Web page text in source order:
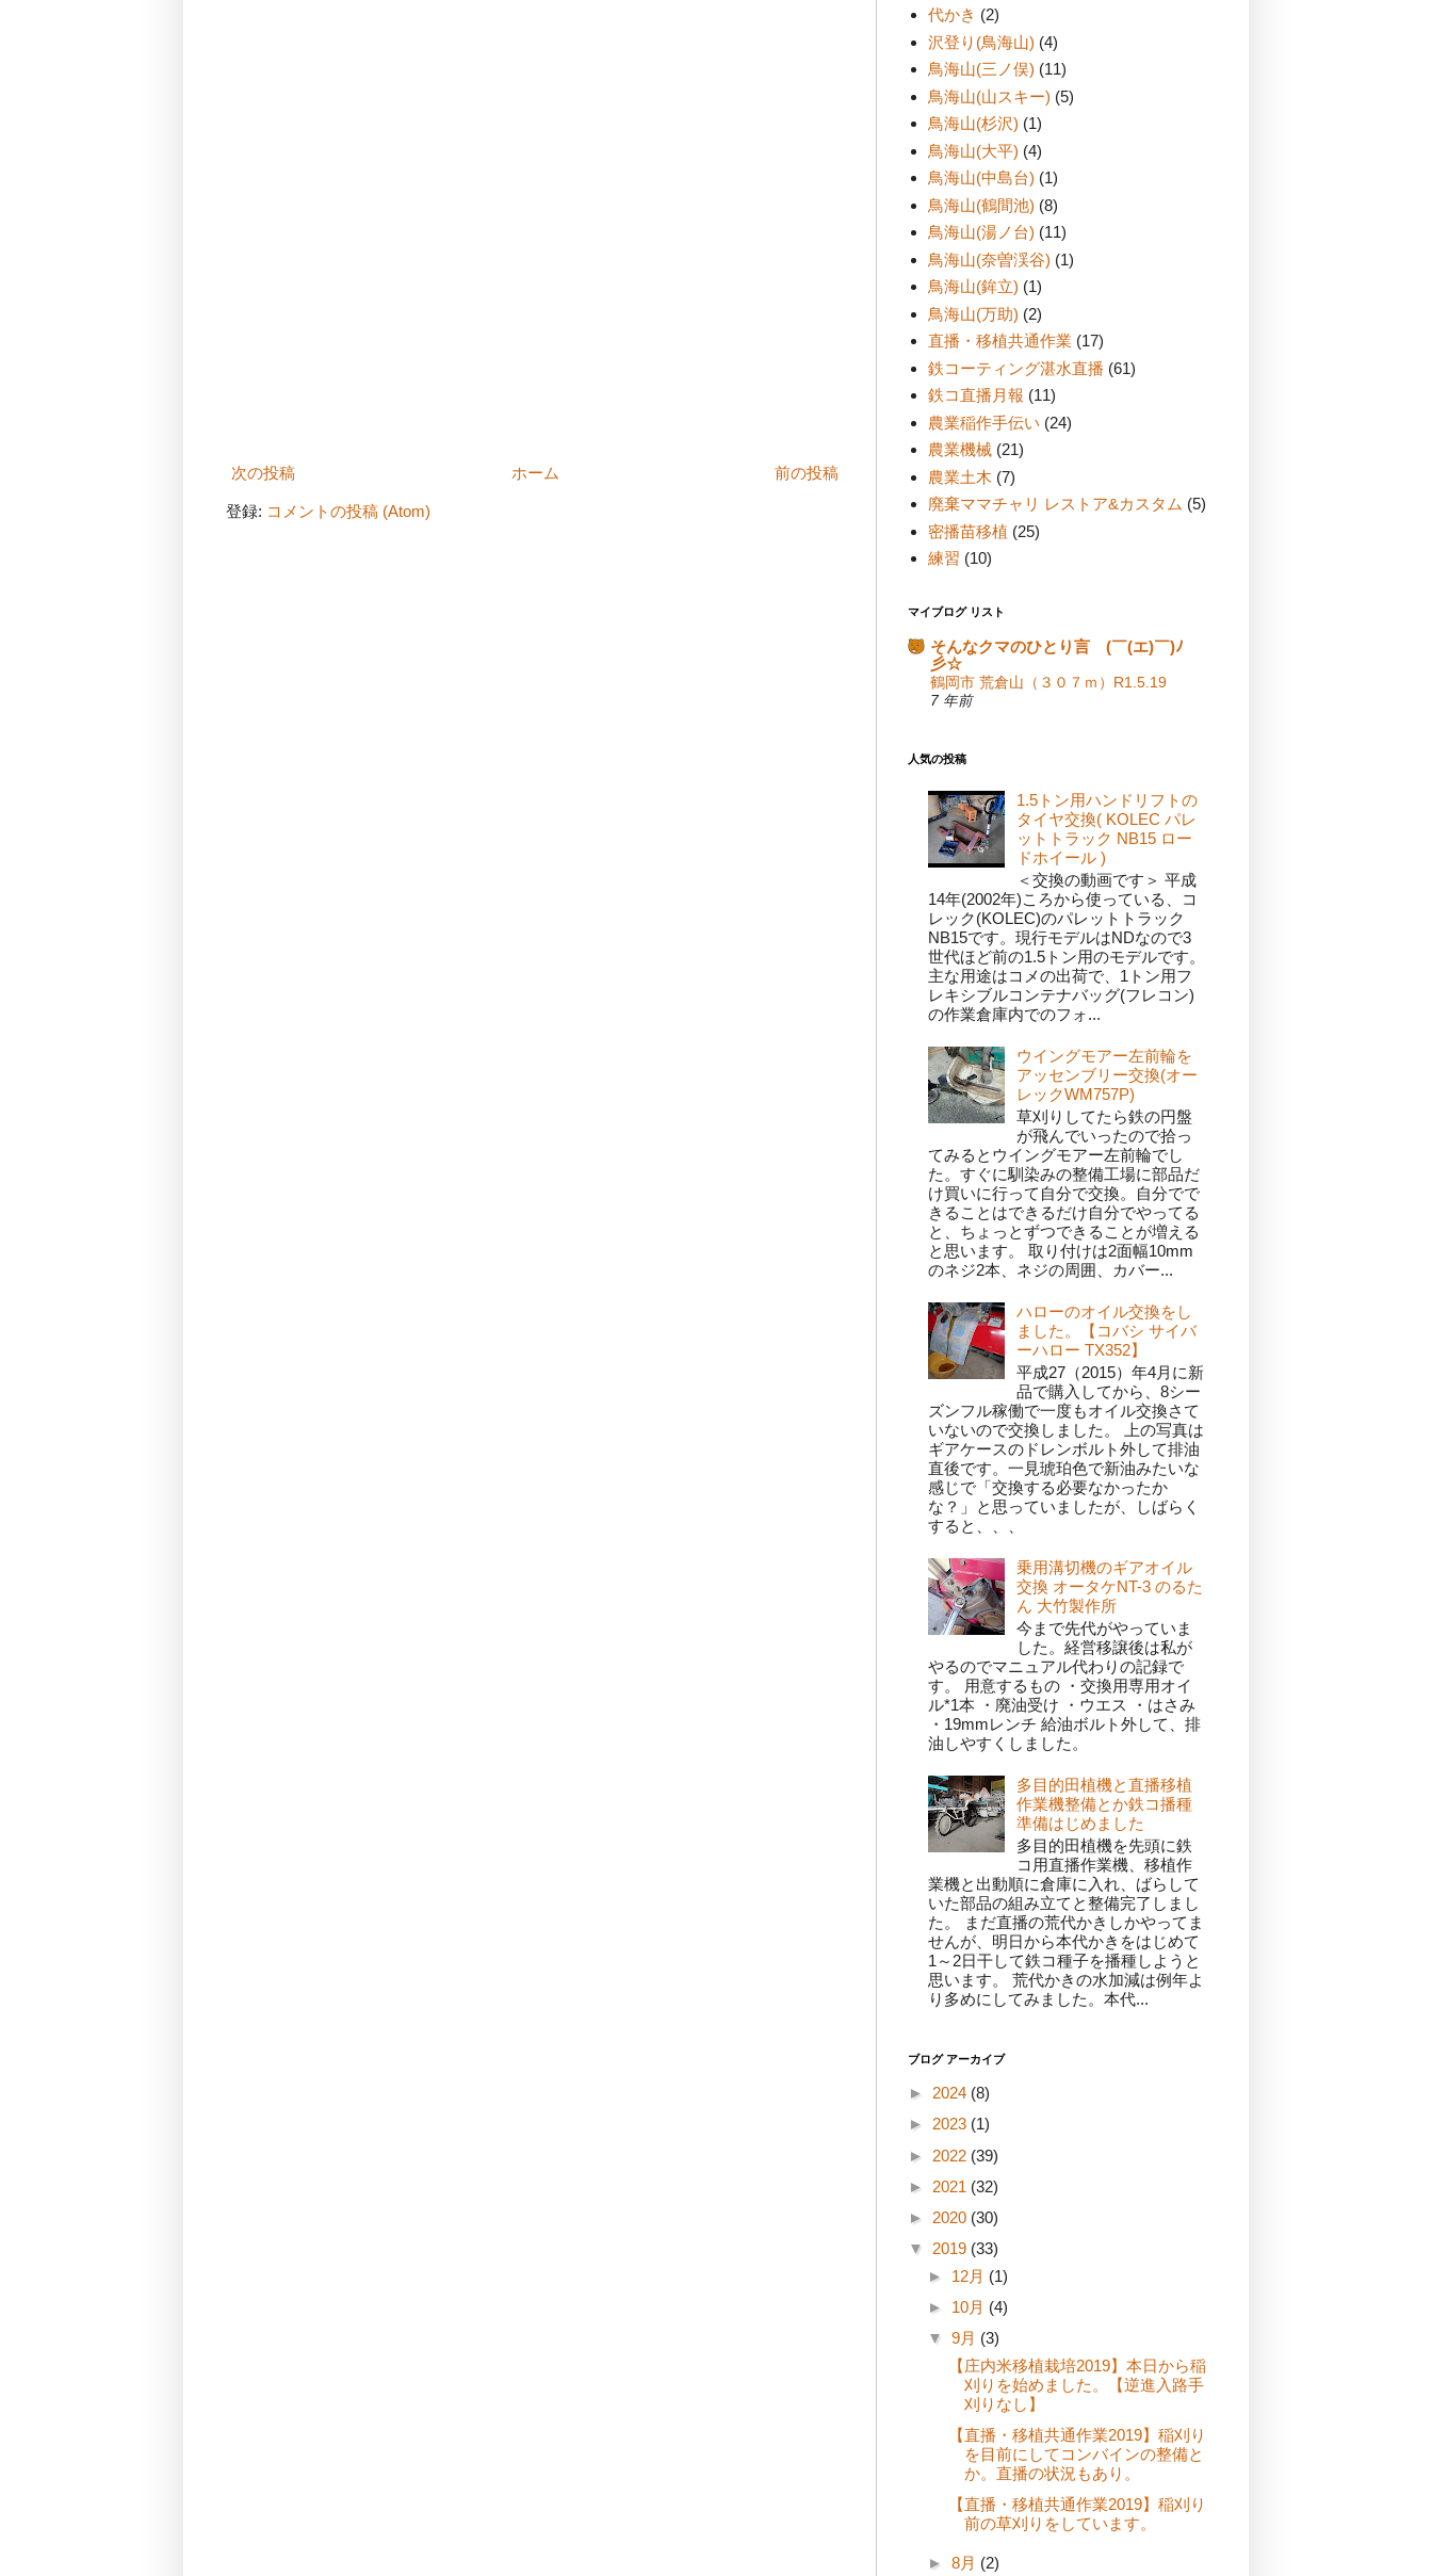
次の投稿 前の投稿
ホーム
登録: コメントの投稿 (Atom)
代かき (2)
沢登り(鳥海山) (4)
鳥海山(三ノ俣) (11)
鳥海山(山スキー) (5)
鳥海山(杉沢) (1)
鳥海山(大平) (4)
鳥海山(中島台) (1)
鳥海山(鶴間池) (8)
鳥海山(湯ノ台) (11)
鳥海山(奈曽渓谷) (1)
鳥海山(鉾立) (1)
鳥海山(万助) (2)
直播・移植共通作業 (17)
鉄コーティング湛水直播 (61)
鉄コ直播月報 (11)
農業稲作手伝い (24)
農業機械 (21)
農業土木 (7)
廃棄ママチャリ レストア&カスタム (5)
密播苗移植 (25)
練習 (10)
マイブログ リスト
そんなクマのひとり言 (￣(エ)￣)ﾉ
彡☆
鶴岡市 荒倉山（３０７ｍ）R1.5.19
7 年前
人気の投稿
1.5トン用ハンドリフトの
タイヤ交換( KOLEC パレ
ットトラック NB15 ロー
ドホイール )
＜交換の動画です＞ 平成
14年(2002年)ころから使っている、コ
レック(KOLEC)のパレットトラック
NB15です。現行モデルはNDなので3
世代ほど前の1.5トン用のモデルです。
主な用途はコメの出荷で、1トン用フ
レキシブルコンテナバッグ(フレコン)
の作業倉庫内でのフォ...
ウイングモアー左前輪を
アッセンブリー交換(オー
レックWM757P)
草刈りしてたら鉄の円盤
が飛んでいったので拾っ
てみるとウイングモアー左前輪でし
た。すぐに馴染みの整備工場に部品だ
け買いに行って自分で交換。自分でで
きることはできるだけ自分でやってる
と、ちょっとずつできることが増える
と思います。 取り付けは2面幅10mm
のネジ2本、ネジの周囲、カバー...
ハローのオイル交換をし
ました。【コバシ サイバ
ーハロー TX352】
平成27（2015）年4月に新
品で購入してから、8シー
ズンフル稼働で一度もオイル交換さて
いないので交換しました。 上の写真は
ギアケースのドレンボルト外して排油
直後です。一見琥珀色で新油みたいな
感じで「交換する必要なかったか
な？」と思っていましたが、しばらく
すると、、、
乗用溝切機のギアオイル
交換 オータケNT-3 のるた
ん 大竹製作所
今まで先代がやっていま
した。経営移譲後は私が
やるのでマニュアル代わりの記録で
す。 用意するもの ・交換用専用オイ
ル*1本 ・廃油受け ・ウエス ・はさみ
・19mmレンチ 給油ボルト外して、排
油しやすくしました。
多目的田植機と直播移植
作業機整備とか鉄コ播種
準備はじめました
多目的田植機を先頭に鉄
コ用直播作業機、移植作
業機と出動順に倉庫に入れ、ばらして
いた部品の組み立てと整備完了しまし
た。 まだ直播の荒代かきしかやってま
せんが、明日から本代かきをはじめて
1～2日干して鉄コ種子を播種しようと
思います。 荒代かきの水加減は例年よ
り多めにしてみました。本代...
ブログ アーカイブ
► 2024 (8)
► 2023 (1)
► 2022 (39)
► 2021 (32)
► 2020 (30)
▼ 2019 (33)
► 12月 (1)
► 10月 (4)
▼ 9月 (3)
【庄内米移植栽培2019】本日から稲
刈りを始めました。【逆進入路手
刈りなし】
【直播・移植共通作業2019】稲刈り
を目前にしてコンバインの整備と
か。直播の状況もあり。
【直播・移植共通作業2019】稲刈り
前の草刈りをしています。
► 8月 (2)